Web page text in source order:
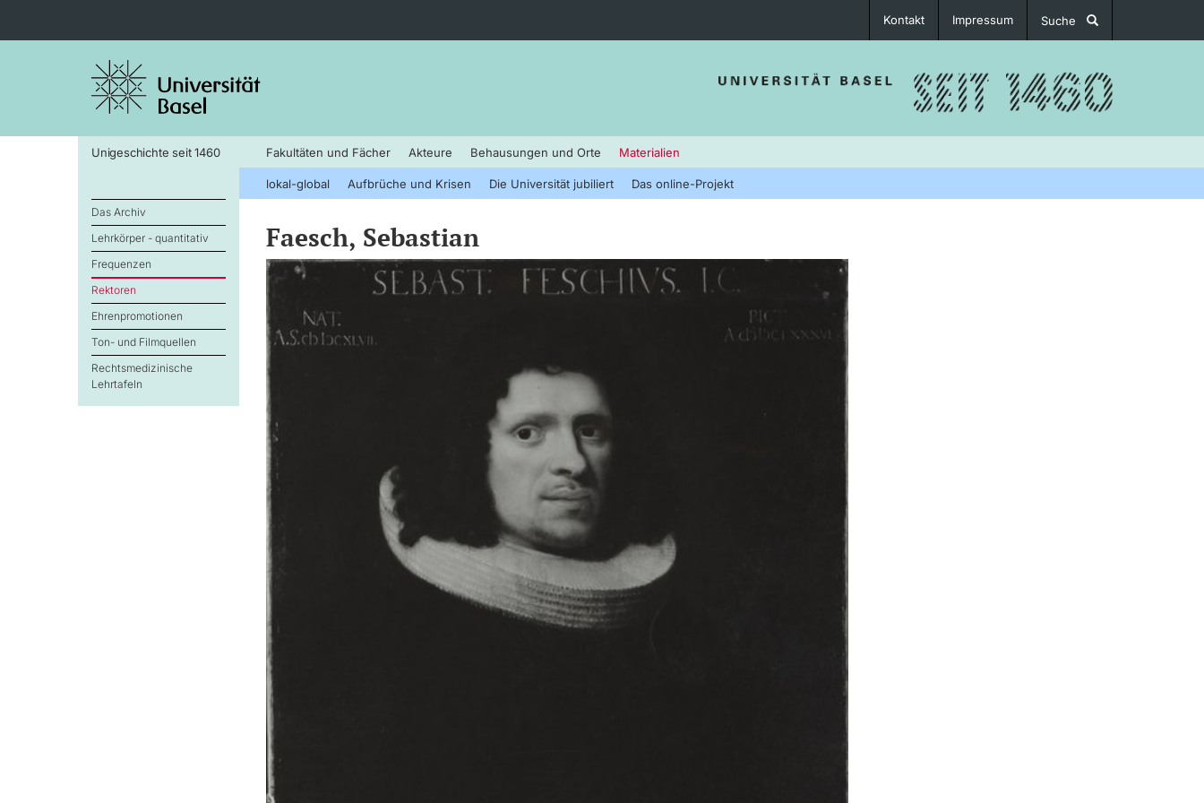
Kontakt Impressum Suche
Unigeschichte seit 1460 Fakultäten und Fächer Akteure Behausungen und Orte Materialien
lokal-global Aufbrüche und Krisen Die Universität jubiliert Das online-Projekt
Das Archiv
Lehrkörper - quantitativ
Frequenzen
Rektoren
Ehrenpromotionen
Ton- und Filmquellen
Rechtsmedizinische
Lehrtafeln
Faesch, Sebastian